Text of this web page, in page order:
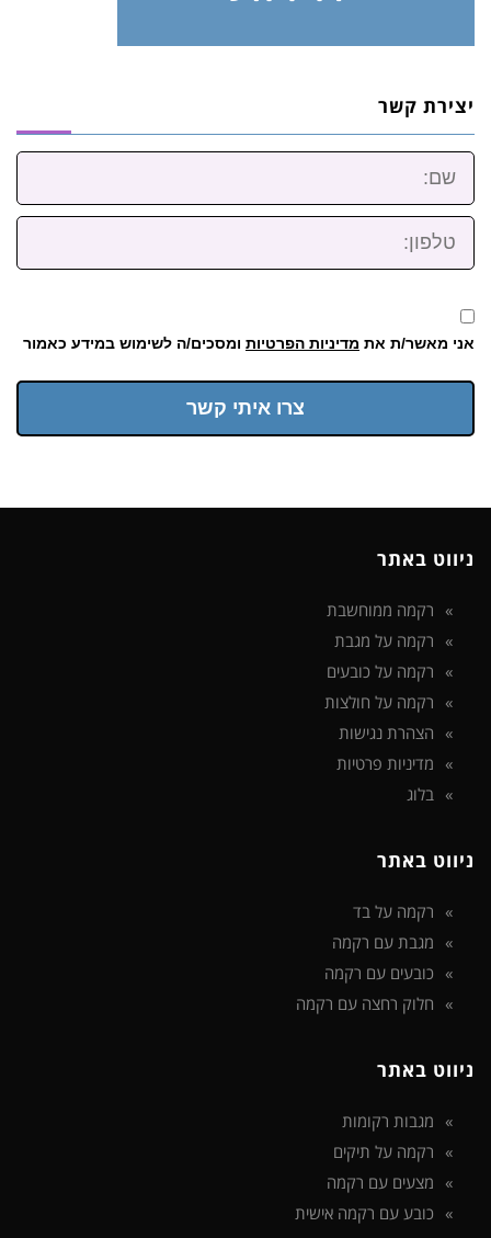
יצירת קשר
שם:
טלפון:
אני מאשר/ת את מדיניות הפרטיות ומסכים/ה לשימוש במידע כאמור
צרו איתי קשר
ניווט באתר
רקמה ממוחשבת
רקמה על מגבת
רקמה על כובעים
רקמה על חולצות
הצהרת נגישות
מדיניות פרטיות
בלוג
ניווט באתר
רקמה על בד
מגבת עם רקמה
כובעים עם רקמה
חלוק רחצה עם רקמה
ניווט באתר
מגבות רקומות
רקמה על תיקים
מצעים עם רקמה
כובע עם רקמה אישית